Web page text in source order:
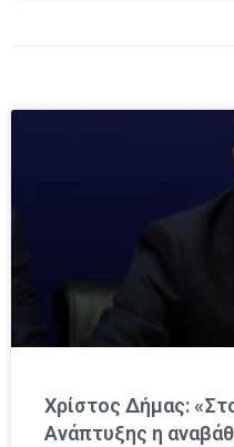
Χρίστος Δήμας:
Ανάπτυξης η